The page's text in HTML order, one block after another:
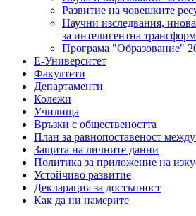
Развитие на човешките
Научни изследвания,
за интелигентна
Програма "Образование"
Е-Университет
Факултети
Департаменти
Колежи
Училища
Връзки с обществеността
План за равнопоставеност
Защита на личните данни
Политика за приложение на
Устойчиво развитие
Декларация за достъпност
Как да ни намерите